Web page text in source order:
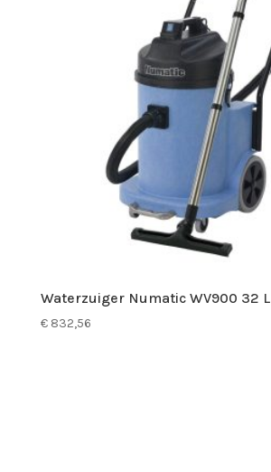
Waterzuiger Numatic WV900 32 L
€832,56